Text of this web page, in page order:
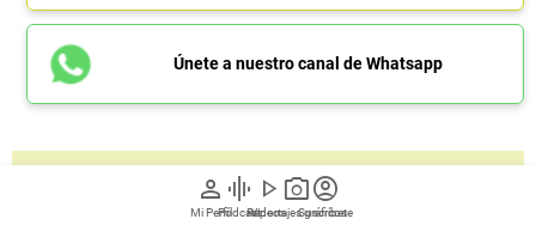
person
Mi Perfil
graphic_eq
Pódcast
play_arrow
Videos
photo_camera
Reportajes gráficos
account_circle
Suscríbete
Únete a nuestro canal de Whatsapp